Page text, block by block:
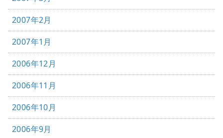
2007年2月
2007年1月
2006年12月
2006年11月
2006年10月
2006年9月